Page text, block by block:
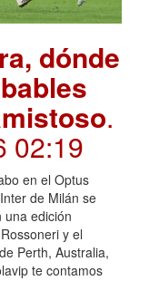
dónde
.
02:19
en el Optus
de Milán se
una edición
y el
Perth, Australia,
te contamos